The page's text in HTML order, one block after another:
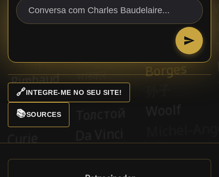
🔗INTEGRE-ME NO SEU SITE!
📚SOURCES